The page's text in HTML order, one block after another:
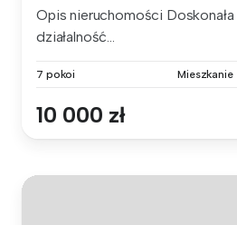
Opis nieruchomości Doskonała
działalność...
7 pokoi Mieszkanie
10 000 zł